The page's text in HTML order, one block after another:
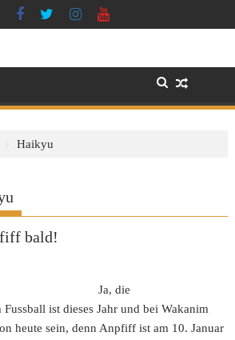
Haikyu
bald!
Ja, die
ist dieses Jahr und bei Wakanim
heute sein, denn Anpfiff ist am 10. Januar